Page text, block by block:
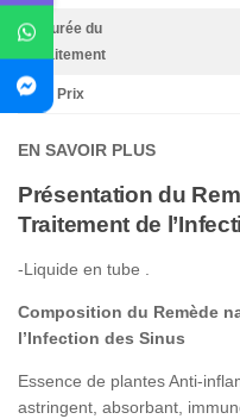
Durée du
traitement
Prix
EN SAVOIR PLUS
Présentation du
Traitement de
-Liquide en tube .
Composition du Remède
l’Infection des Sinus
Essence de plantes Anti-
astringent, absorbant,